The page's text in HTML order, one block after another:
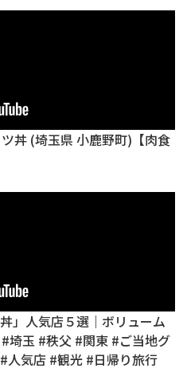
丼 (埼玉県 小鹿野町)【肉食
」人気店５選｜ボリューム
埼玉 #秩父 #関東 #ご当地グ
人気店 #観光 #日帰り旅行